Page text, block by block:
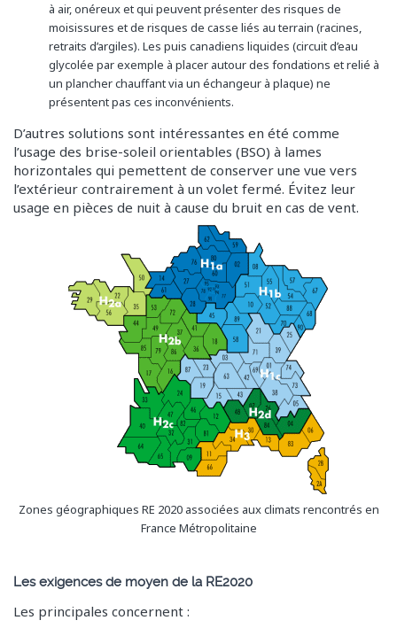
à air, onéreux et qui peuvent présenter des risques de
moisissures et de risques de casse liés au terrain (racines,
retraits d’argiles). Les puis canadiens liquides (circuit d’eau
glycolée par exemple à placer autour des fondations et relié à
un plancher chauffant via un échangeur à plaque) ne
présentent pas ces inconvénients.
D’autres solutions sont intéressantes en été comme
l’usage des brise-soleil orientables (BSO) à lames
horizontales qui pemettent de conserver une vue vers
l’extérieur contrairement à un volet fermé. Évitez leur
usage en pièces de nuit à cause du bruit en cas de vent.
Zones géographiques RE 2020 associées aux climats rencontrés en
France Métropolitaine
Les exigences de moyen de la RE2020
Les principales concernent :